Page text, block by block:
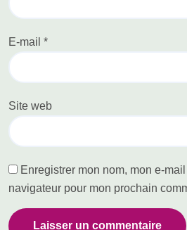
E-mail *
Site web
Enregistrer mon nom, mon e-
navigateur pour mon prochain